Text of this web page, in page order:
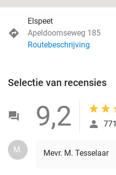
Elspeet
Apeldoornseweg 185
Routebeschrijving
Selectie van recensies
9,2 771
M. Mevr. M. Tesselaar